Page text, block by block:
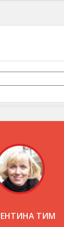
ТИМ